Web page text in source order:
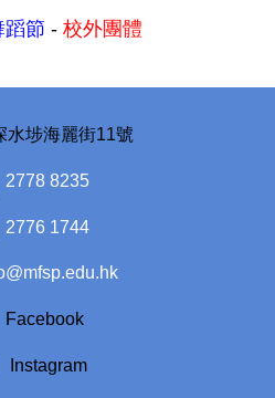
蹈節 - 校外團體
水埗海麗街11號
2778 8235
2776 1744
Facebook
Instagram